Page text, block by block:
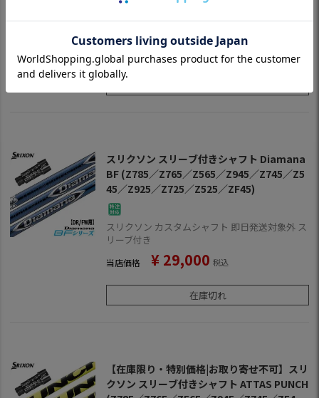
当店価格 ¥29,150 税込
スリクソン スリーブ付きシャフト Diamana
BF (Z785／Z765／Z565／Z945／Z745／Z5
45／Z925／Z725／Z525／ZF45)
スリクソン カスタムシャフト 即日発送対象外 ス
リーブ付き
当店価格 ¥ 29,000 税込
在庫切れ
【在庫限り・特別価格|お取り寄せ不可】スリ
クソン スリーブ付きシャフト ATTAS PUNCH